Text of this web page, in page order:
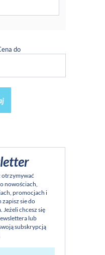
do
otrzymywać
nowościach,
promocjach i
zapisz sie do
Jeżeli chcesz się
lub
subskrypcją